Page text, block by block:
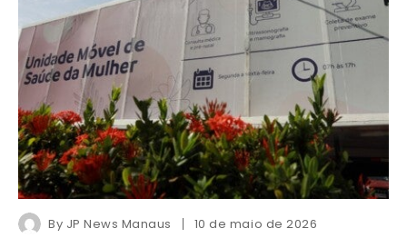
By JP News Manaus 10 de maio de 2026